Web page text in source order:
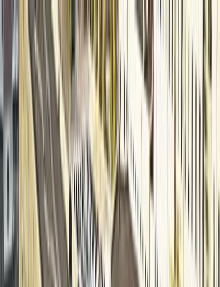
Bilar
Företag
Kampanjer
Service & verkstad
Däck & tillbehör
Hitta oss
Boka service
Visa alla bilar
Visa alla bilar